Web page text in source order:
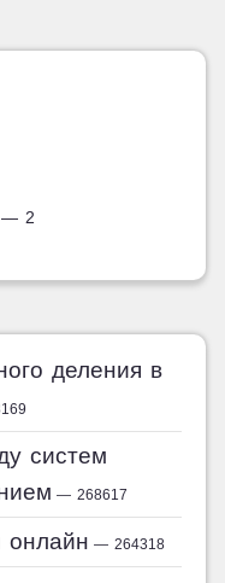
— 2
деления в
систем
— 268617
онлайн — 264318